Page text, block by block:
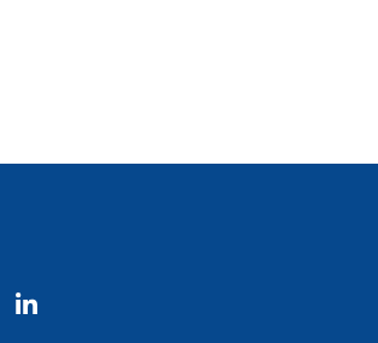
Instagram